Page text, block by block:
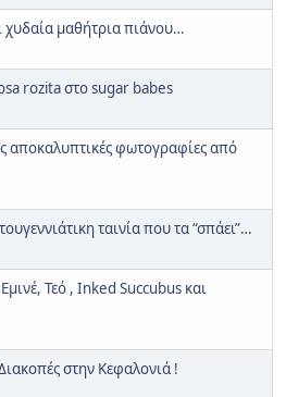
χυδαία μαθήτρια πιάνου…
rozita στο sugar babes
αποκαλυπτικές φωτογραφίες από
ταινία που τα “σπάει”…
Τεό , Inked Succubus και
στην Κεφαλονιά !